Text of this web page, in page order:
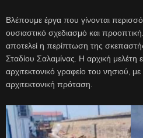
Βλέπουμε έργα που γίνονται
ουσιαστικό σχεδιασμό και
αποτελεί η περίπτωση της
Σταδίου Σαλαμίνας. Η αρχική μελέτη
αρχιτεκτονικό γραφείο του νησιού,
αρχιτεκτονική πρόταση.